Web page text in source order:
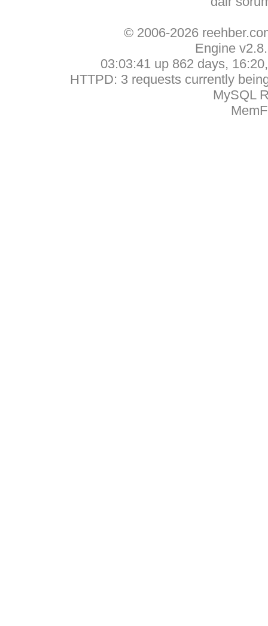
© 2006-2026
Engine
03:03:41 up 862 days,
HTTPD: 3 requests currently
MySQL